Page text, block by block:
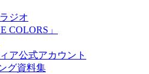
ジオ
COLORS」
ア公式アカウント
グ資料集